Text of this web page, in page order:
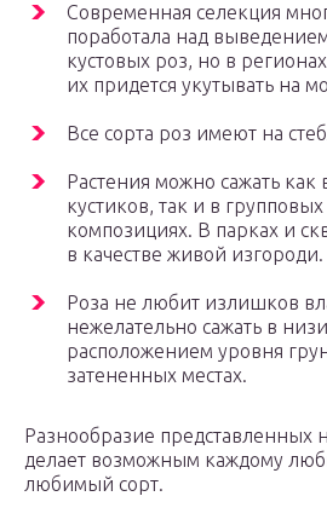
Современная селекция
поработала над
кустовых роз, но в
их придется укутывать на
Все сорта роз имеют на
Растения можно сажать
кустиков, так и в
композициях. В парках и
в качестве живой изгороди.
Роза не любит излишков
нежелательно сажать в
расположением уровня
затененных местах.
Разнообразие представленных
делает возможным каждому
любимый сорт.